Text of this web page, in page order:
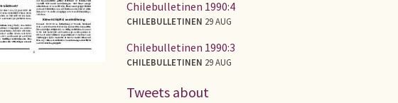
Chilebulletinen 1990:4
CHILEBULLETINEN 29 AUG
Chilebulletinen 1990:3
CHILEBULLETINEN 29 AUG
Tweets about